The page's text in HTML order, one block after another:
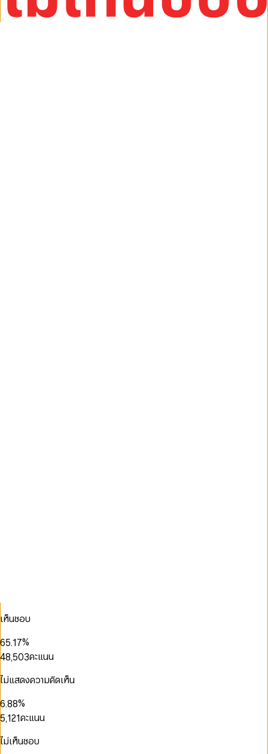
เห็นชอบ
2
4
6
7
8
9
3
5
6
7
8
9
.1
2
3
4
5
6
7
8
5
7
8
9
%
0
1
3
4
6
8
9
4
5
7
8,
2
4
5
7
9
0
2
4
5
6
8
0
1
2
3
5
7
9
คะแนน
ไม่แสดงความคิดเห็น
0
1
2
4
6
7
8
9
.
0
2
3
4
6
8
9
0
2
3
4
6
8
9
%
0
1
2
4
5
7
,
0
1
3
1
2
4
0
1
3
คะแนน
ไม่เห็นชอบ
0
1
2
3
5
0
1
3
4
5
7
0
1
3
1
2
3
4
5